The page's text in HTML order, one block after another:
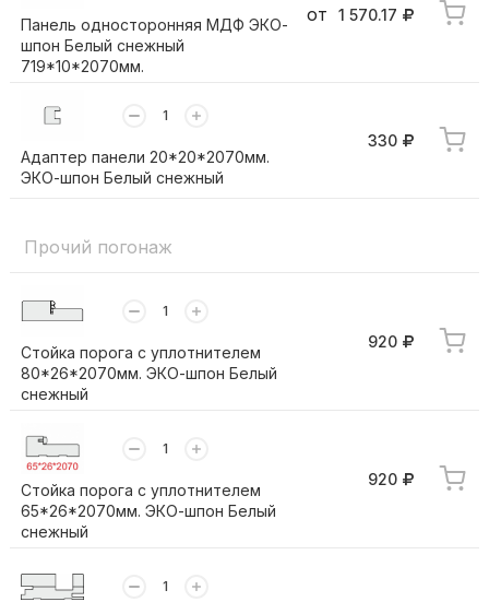
Панель односторонняя МДФ ЭКО-
шпон Белый снежный
719*10*2070мм.
от 1 570.17
Адаптер панели 20*20*2070мм.
ЭКО-шпон Белый снежный
330
Прочий погонаж
Стойка порога с уплотнителем
80*26*2070мм. ЭКО-шпон Белый
снежный
920
Стойка порога с уплотнителем
65*26*2070мм. ЭКО-шпон Белый
снежный
920